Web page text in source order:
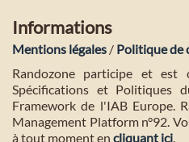
Informations
Mentions légales / Politique de
Randozone participe et est
Spécifications et Politiques
Framework de l'IAB Europe.
Management Platform n°92.
à tout moment en cliquant ici.